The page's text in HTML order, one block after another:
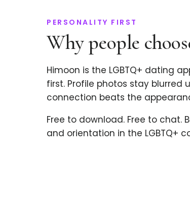
PERSONALITY FIRST
Why people
Himoon is the LGBTQ+ dating
first. Profile photos stay blurred
connection beats the
Free to download. Free to chat.
and orientation in the LGBTQ+